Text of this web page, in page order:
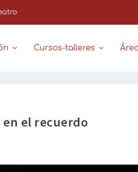
Cursos-talleres
en el recuerdo